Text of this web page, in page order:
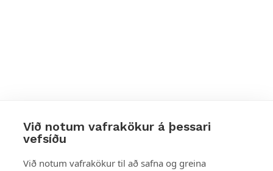
Við notum vafrakökur á þessari
vefsíðu
Við notum vafrakökur til að safna og greina
Styttu þér leið